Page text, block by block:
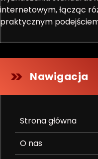
internetowym, łącząc
praktycznym
Nawigacja
Strona główna
O nas